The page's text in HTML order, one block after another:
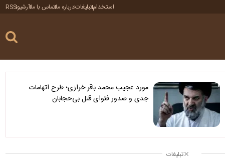
استخدامتبلیغاتدرباره ماتماس با ماآرشیوRSS
مورد عجیب محمد باقر خرازی؛ طرح اتهامات
جدی و صدور فتوای قتل بی‌حجابان
تبلیغات